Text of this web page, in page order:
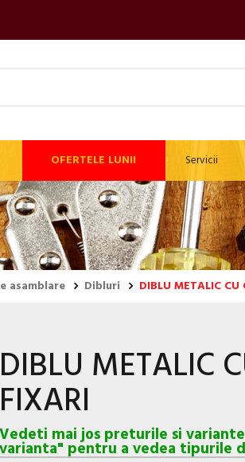
OFERTELE LUNII Servicii
asamblare Dibluri DIBLU METALIC CU
DIBLU METALIC
FIXARI
Vedeti mai jos preturile si
varianta" pentru a vedea tipurile